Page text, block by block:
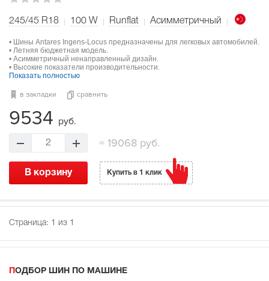
245/45 R18 100 W Runflat Асимметричный
• Шины Antares Ingens-Locus предназначены для легковых автомобилей.
• Летняя бюджетная модель.
• Асимметричный ненаправленный дизайн.
• Высокие показатели производительности.
Показать полностью
в закладки сравнить
9534 руб.
2 = 19068 руб.
В корзину Купить в 1 клик
Страница: 1 из 1
ПОДБОР ШИН ПО МАШИНЕ